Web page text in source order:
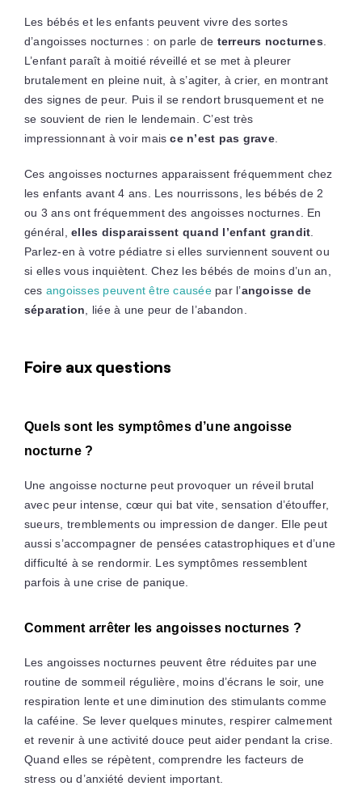
Les bébés et les enfants peuvent vivre des sortes
d’angoisses nocturnes : on parle de terreurs nocturnes
L’enfant paraît à moitié réveillé et se met à pleurer
brutalement en pleine nuit, à s’agiter, à crier, en montrant
des signes de peur. Puis il se rendort brusquement et ne
se souvient de rien le lendemain. C’est très
impressionnant à voir maisce n’est pas grave.
Ces angoisses nocturnes apparaissent fréquemment chez
les enfants avant 4 ans. Les nourrissons, les bébés de 2
ou 3 ans ont fréquemment des angoisses nocturnes. En
général,elles disparaissent quand l’enfant grandit
Parlez-en à votre pédiatre si elles surviennent souvent ou
si elles vous inquiètent. Chez les bébés de moins d’un an,
ces angoisses peuvent être causéepar l’angoisse de
séparation , liée à une peur de l’abandon.
Foire aux questions
Quels sont les symptômes d’une angoisse
nocturne ?
Une angoisse nocturne peut provoquer un réveil brutal
avec peur intense, cœur qui bat vite, sensation d’étouffer,
sueurs, tremblements ou impression de danger. Elle peut
aussi s’accompagner de pensées catastrophiques et d’une
difficulté à se rendormir. Les symptômes ressemblent
parfois à une crise de panique.
Comment arrêter les angoisses nocturnes ?
Les angoisses nocturnes peuvent être réduites par une
routine de sommeil régulière, moins d’écrans le soir, une
respiration lente et une diminution des stimulants comme
la caféine. Se lever quelques minutes, respirer calmement
et revenir à une activité douce peut aider pendant la crise.
Quand elles se répètent, comprendre les facteurs de
stress ou d’anxiété devient important.